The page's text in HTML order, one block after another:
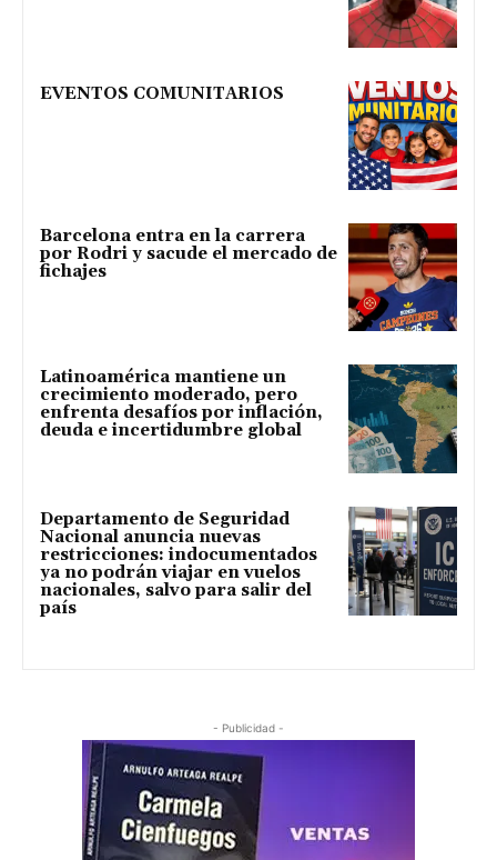
EVENTOS COMUNITARIOS
Barcelona entra en la carrera
por Rodri y sacude el mercado de
fichajes
Latinoamérica mantiene un
crecimiento moderado, pero
enfrenta desafíos por inflación,
deuda e incertidumbre global
Departamento de Seguridad
Nacional anuncia nuevas
restricciones: indocumentados
ya no podrán viajar en vuelos
nacionales, salvo para salir del
país
- Publicidad -